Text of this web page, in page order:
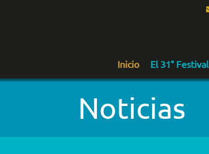
Inicio El 31° Festival
Noticias